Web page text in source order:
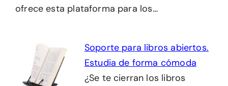
ofrece esta plataforma para los…
Soporte para libros abiertos.
Estudia de forma cómoda
¿Se te cierran los libros